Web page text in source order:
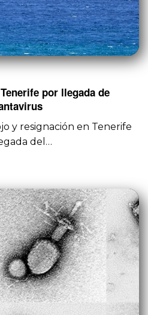
por llegada de
y resignación en Tenerife
del…